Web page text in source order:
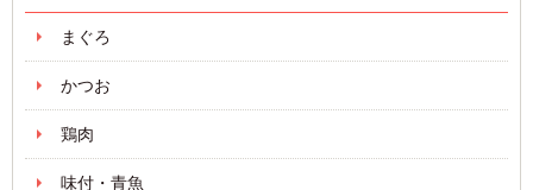
まぐろ
かつお
鶏肉
味付・青魚